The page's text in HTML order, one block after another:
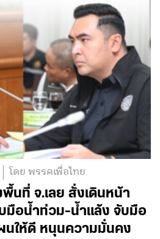
โดย พรรคเพื่อไทย
พื้นที่ จ.เลย สั่งเดินหน้า
มือน้ำท่วม-น้ำแล้ง จับมือ
นให้ดี หนุนความมั่นคง